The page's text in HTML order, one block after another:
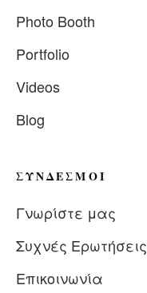
Photo Booth
Portfolio
Videos
Blog
ΣΎΝΔΕΣΜΟΙ
Γνωρίστε μας
Συχνές Ερωτήσεις
Επικοινωνία